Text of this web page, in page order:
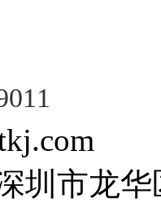
圳市龙